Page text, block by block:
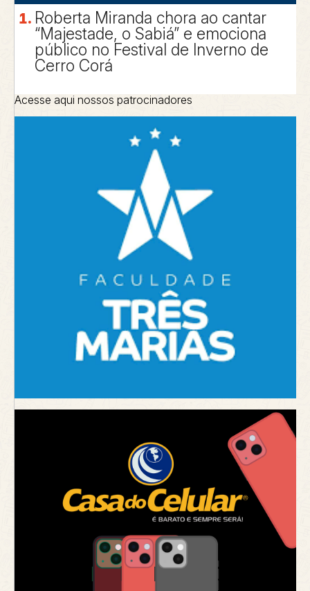
Roberta Miranda chora ao cantar
“Majestade, o Sabiá” e emociona
público no Festival de Inverno de
Cerro Corá
Acesse aqui nossos patrocinadores